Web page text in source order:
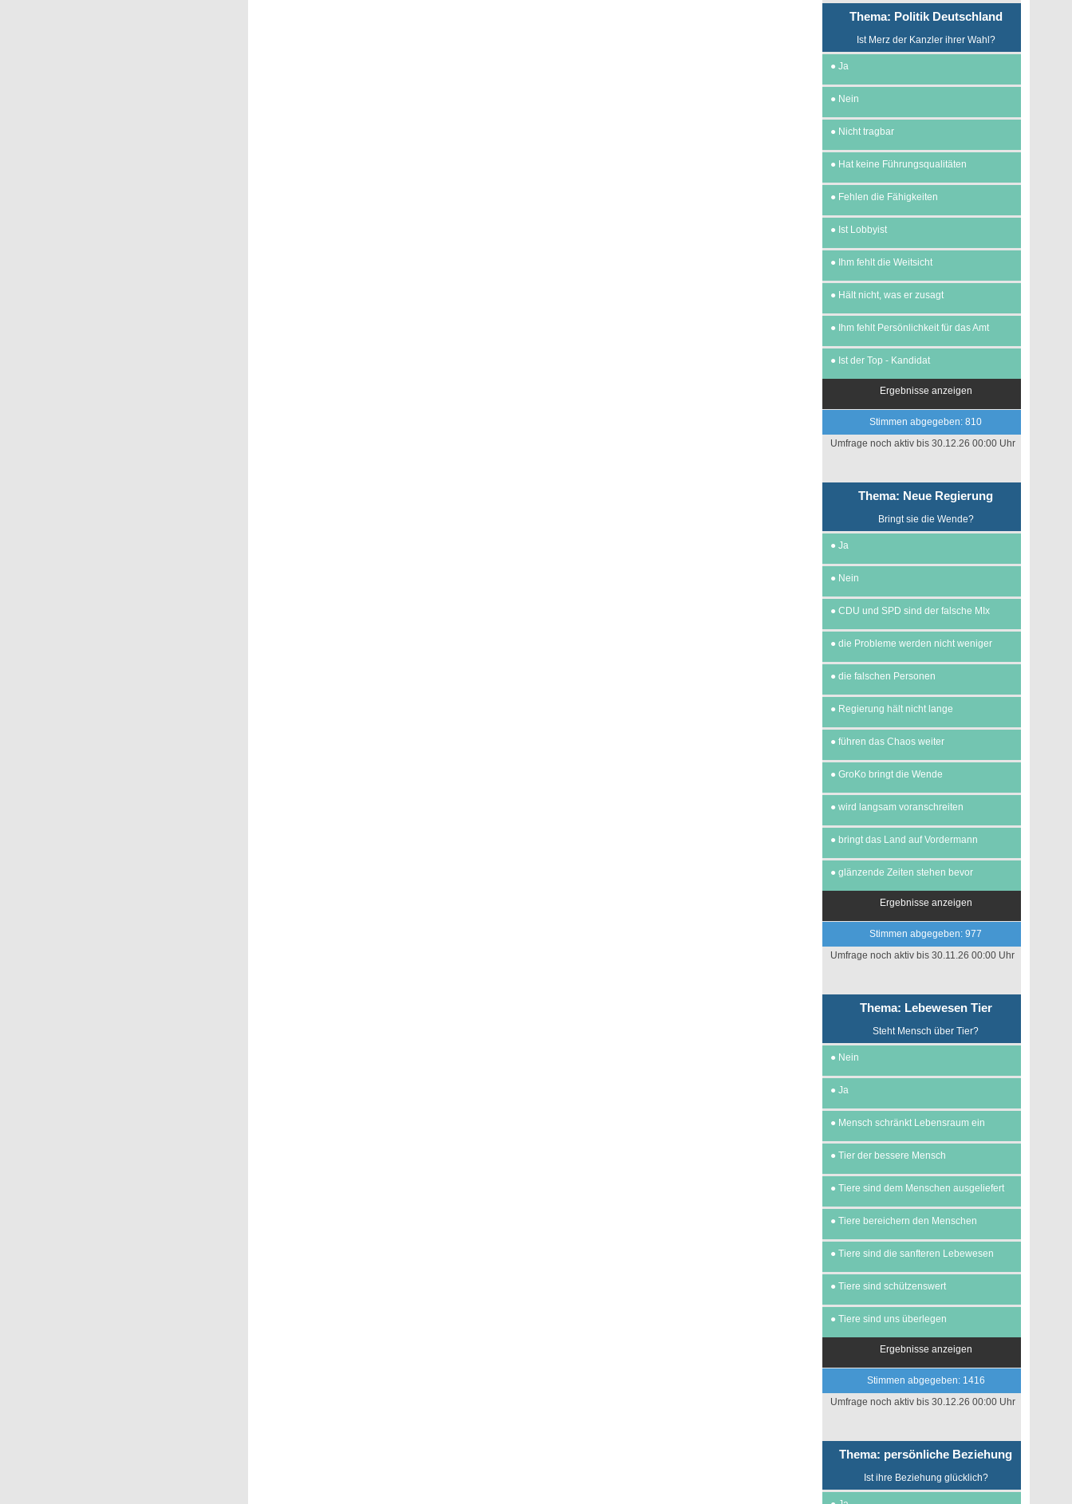
Thema: Politik Deutschland
Ist Merz der Kanzler ihrer Wahl?
● Ja
● Nein
● Nicht tragbar
● Hat keine Führungsqualitäten
● Fehlen die Fähigkeiten
● Ist Lobbyist
● Ihm fehlt die Weitsicht
● Hält nicht, was er zusagt
● Ihm fehlt Persönlichkeit für das Amt
● Ist der Top - Kandidat
Ergebnisse anzeigen
Stimmen abgegeben: 810
Umfrage noch aktiv bis 30.12.26 00:00 Uhr
Thema: Neue Regierung
Bringt sie die Wende?
● Ja
● Nein
● CDU und SPD sind der falsche MIx
● die Probleme werden nicht weniger
● die falschen Personen
● Regierung hält nicht lange
● führen das Chaos weiter
● GroKo bringt die Wende
● wird langsam voranschreiten
● bringt das Land auf Vordermann
● glänzende Zeiten stehen bevor
Ergebnisse anzeigen
Stimmen abgegeben: 977
Umfrage noch aktiv bis 30.11.26 00:00 Uhr
Thema: Lebewesen Tier
Steht Mensch über Tier?
● Nein
● Ja
● Mensch schränkt Lebensraum ein
● Tier der bessere Mensch
● Tiere sind dem Menschen ausgeliefert
● Tiere bereichern den Menschen
● Tiere sind die sanfteren Lebewesen
● Tiere sind schützenswert
● Tiere sind uns überlegen
Ergebnisse anzeigen
Stimmen abgegeben: 1416
Umfrage noch aktiv bis 30.12.26 00:00 Uhr
Thema: persönliche Beziehung
Ist ihre Beziehung glücklich?